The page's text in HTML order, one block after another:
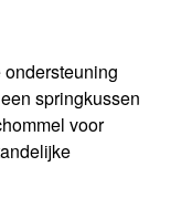
springkussen
voor